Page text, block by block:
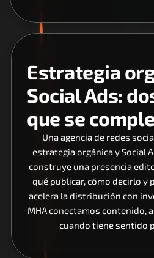
Estrategia
Social Ads:
que se
Una agencia de redes
estrategia orgánica y Social
construye una presencia
qué publicar, cómo decirlo y
acelera la distribución con
MHA conectamos contenido,
cuando tiene sentido